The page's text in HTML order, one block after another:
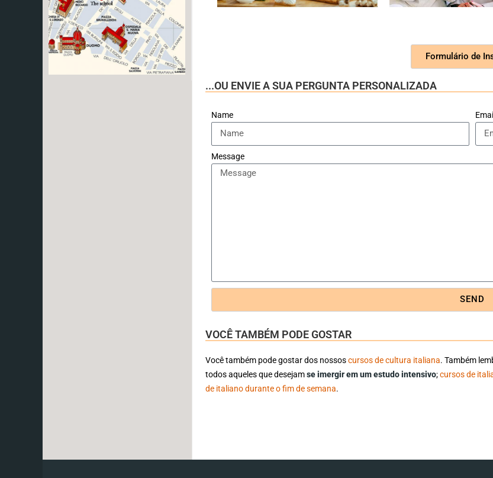
Formulário de
...OU ENVIE A SUA PERGUNTA PERSONALIZADA
Name Email
Message
SEND
VOCÊ TAMBÉM PODE GOSTAR
Você também pode gostar dos nossoscursos de cultura italiana. Também
todos aqueles que desejamse imergir em um estudo intensivo;cursos de
de italiano durante o fim de semana.